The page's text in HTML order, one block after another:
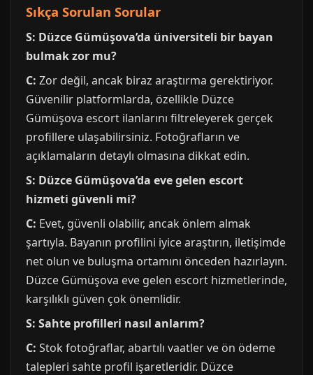
Sıkça Sorulan Sorular
S: Düzce Gümüşova’da üniversiteli bir bayan
bulmak zor mu?
C: Zor değil, ancak biraz araştırma gerektiriyor.
Güvenilir platformlarda, özellikle Düzce
Gümüşova escort ilanlarını filtreleyerek gerçek
profillere ulaşabilirsiniz. Fotoğrafların ve
açıklamaların detaylı olmasına dikkat edin.
S: Düzce Gümüşova’da eve gelen escort
hizmeti güvenli mi?
C: Evet, güvenli olabilir, ancak önlem almak
şartıyla. Bayanın profilini iyice araştırın, iletişimde
net olun ve buluşma ortamını önceden hazırlayın.
Düzce Gümüşova eve gelen escort hizmetlerinde,
karşılıklı güven çok önemlidir.
S: Sahte profilleri nasıl anlarım?
C: Stok fotoğraflar, abartılı vaatler ve ön ödeme
talepleri sahte profil işaretleridir. Düzce